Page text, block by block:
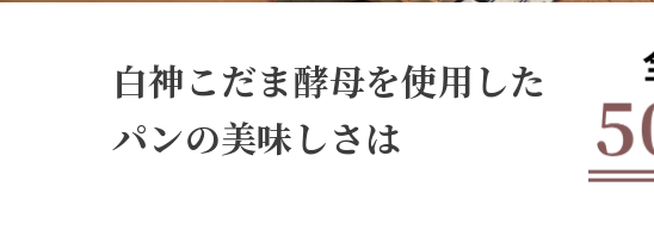
白神こだま酵母を使用した
パンの美味しさは